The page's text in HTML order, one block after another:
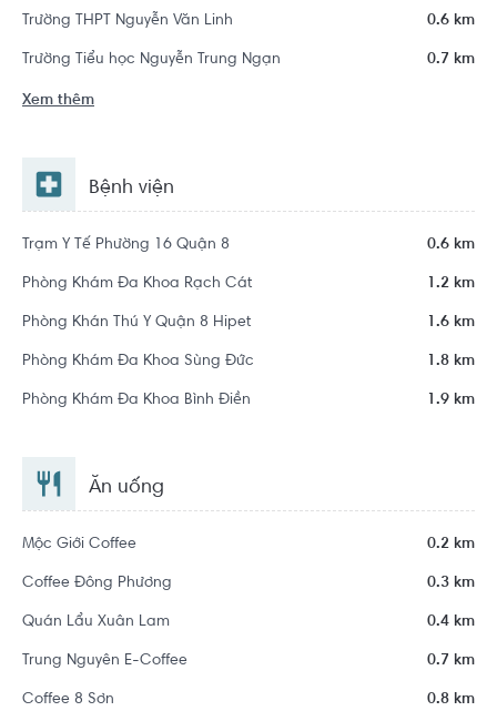
Trường THPT Nguyễn Văn Linh 0.6 km
Trường Tiểu học Nguyễn Trung Ngạn 0.7 km
Xem thêm
Bệnh viện
Trạm Y Tế Phường 16 Quận 8 0.6 km
Phòng Khám Đa Khoa Rạch Cát 1.2 km
Phòng Khán Thú Y Quận 8 Hipet 1.6 km
Phòng Khám Đa Khoa Sùng Đức 1.8 km
Phòng Khám Đa Khoa Bình Điền 1.9 km
Ăn uống
Mộc Giới Coffee 0.2 km
Coffee Đông Phương 0.3 km
Quán Lẩu Xuân Lam 0.4 km
Trung Nguyên E-Coffee 0.7 km
Coffee 8 Sơn 0.8 km